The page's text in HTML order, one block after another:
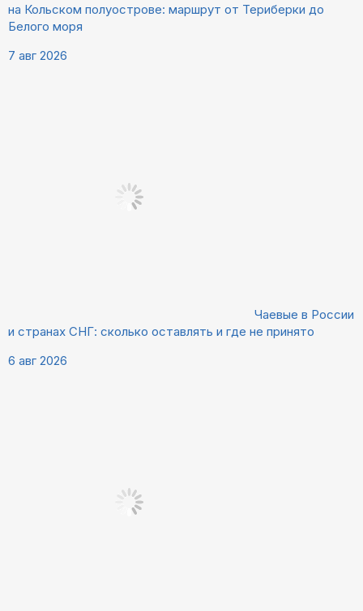
на Кольском полуострове: маршрут от Териберки до
Белого моря
7 авг 2026
Чаевые в России
и странах СНГ: сколько оставлять и где не принято
6 авг 2026